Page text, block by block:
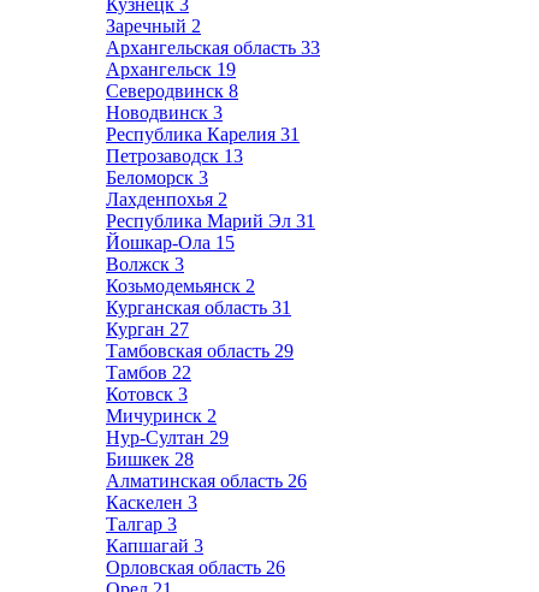
Кузнецк 3
Заречный 2
Архангельская область 33
Архангельск 19
Северодвинск 8
Новодвинск 3
Республика Карелия 31
Петрозаводск 13
Беломорск 3
Лахденпохья 2
Республика Марий Эл 31
Йошкар-Ола 15
Волжск 3
Козьмодемьянск 2
Курганская область 31
Курган 27
Тамбовская область 29
Тамбов 22
Котовск 3
Мичуринск 2
Нур-Султан 29
Бишкек 28
Алматинская область 26
Каскелен 3
Талгар 3
Капшагай 3
Орловская область 26